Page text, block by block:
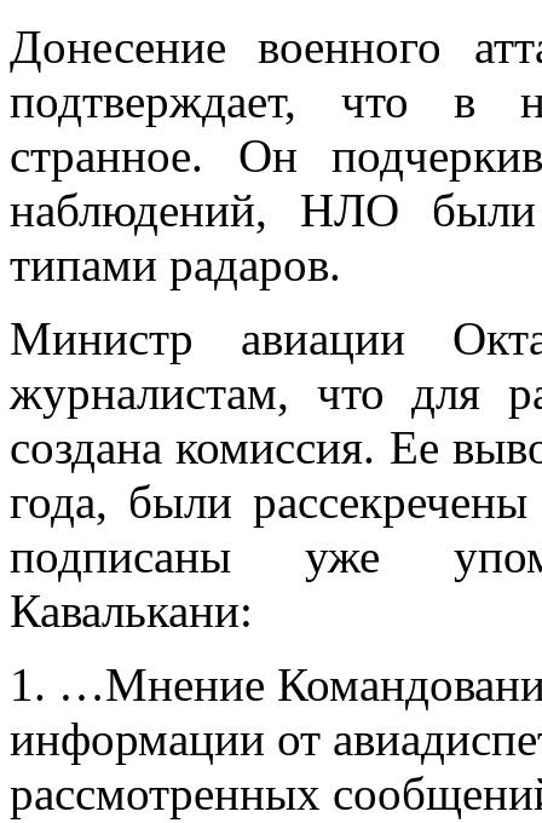
Донесение военного
подтверждает, что в
странное. Он
наблюдений, НЛО
типами радаров.
Министр авиации
журналистам, что для
создана комиссия. Ее
года, были
подписаны уже
Кавалькани:
1. …Мнение
информации от
рассмотренных